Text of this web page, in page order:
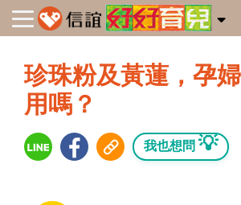
珍珠粉及黃蓮，孕
用嗎？
我也想問 💡